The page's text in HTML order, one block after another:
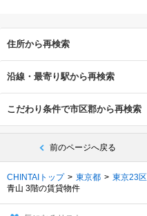
住所から再検索
沿線・最寄り駅から再検索
こだわり条件で市区郡から再検索
前のページへ戻る
CHINTAIトップ 東京都 東京23区
青山 3階の賃貸物件